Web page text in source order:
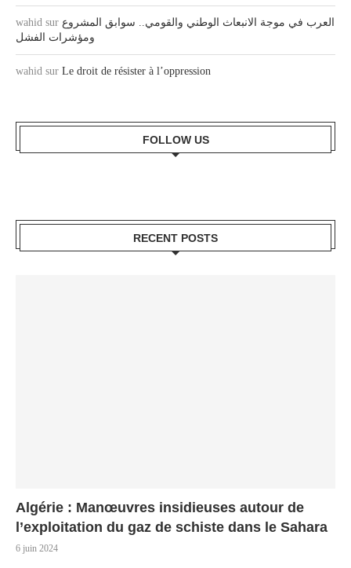
wahid sur العرب في موجة الانبعاث الوطني والقومي.. سوابق المشروع
ومؤشرات الفشل
wahid sur Le droit de résister à l’oppression
FOLLOW US
RECENT POSTS
Algérie : Manœuvres insidieuses autour de
l’exploitation du gaz de schiste dans le Sahara
6 juin 2024